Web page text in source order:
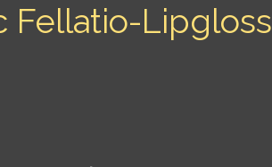
Fellatio-Lipgloss